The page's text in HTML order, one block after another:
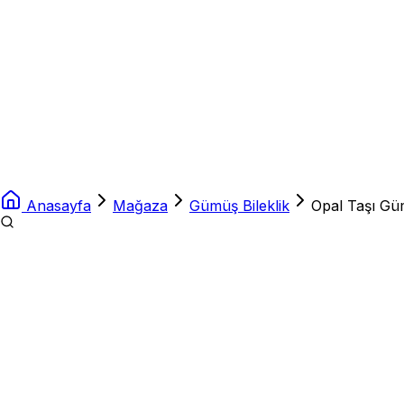
Anasayfa Mağaza Gümüş Bileklik Opal Taşı